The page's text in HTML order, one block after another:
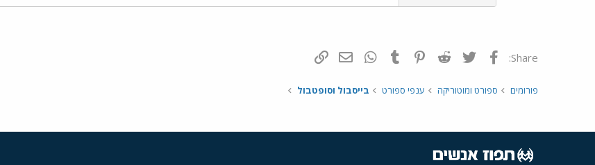
Share: פייסבוק Twitter
Reddit
Pinterest
Tumblr
WhatsAppדואר אלקטרוני
פורומים ספורט ומוטוריקה ענפי ספורט בייסבול וסופטבול